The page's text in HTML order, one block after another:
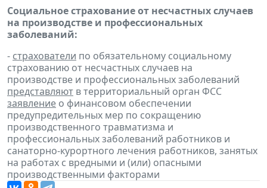
Социальное страхование от несчастных случаев
на производстве и профессиональных
заболеваний:
- страхователи по обязательному социальному
страхованию от несчастных случаев на
производстве и профессиональных заболеваний
представляют в территориальный орган ФСС
заявление о финансовом обеспечении
предупредительных мер по сокращению
производственного травматизма и
профессиональных заболеваний работников и
санаторно-курортного лечения работников, занятых
на работах с вредными и (или) опасными
производственными факторами